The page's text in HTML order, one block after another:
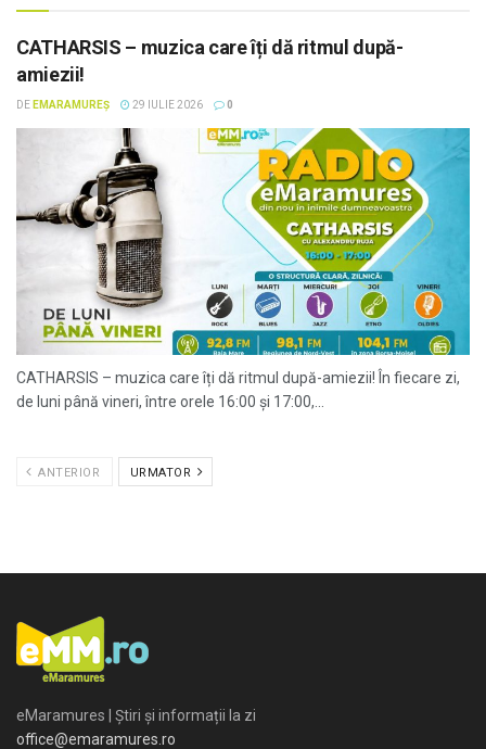
CATHARSIS – muzica care îți dă ritmul după-
amiezii!
DE EMARAMUREȘ 29 IULIE 2026 0
CATHARSIS – muzica care îți dă ritmul după-amiezii! În fiecare zi,
de luni până vineri, între orele 16:00 și 17:00,...
ANTERIOR URMATOR
eMaramures | Știri și informații la zi
office@emaramures.ro